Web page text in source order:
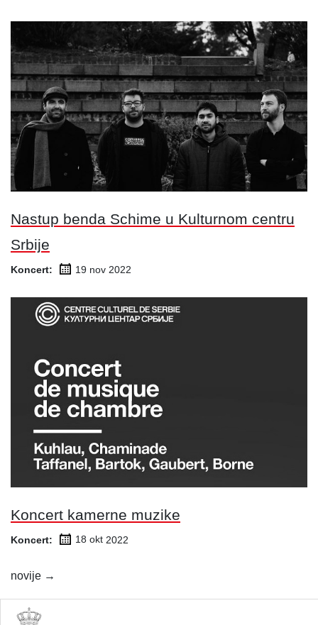
Nastup benda Schime u Kulturnom centru
Srbije
Koncert: 19 nov 2022
Koncert kamerne muzike
Koncert: 18 okt 2022
Kretanje
članaka
novije →